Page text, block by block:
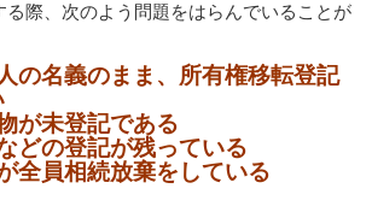
る際、次のよう問題をはらんでいることが
名義のまま、所有権移転登記
が未登記である
どの登記が残っている
員相続放棄をしている